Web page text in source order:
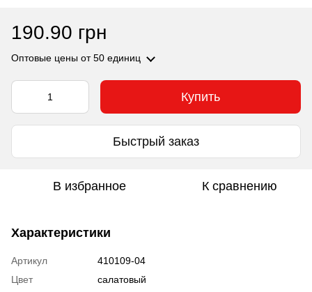
190.90 грн
Оптовые цены от 50 единиц
Купить
Быстрый заказ
В избранное К сравнению
Характеристики
Артикул
410109-04
Цвет
салатовый